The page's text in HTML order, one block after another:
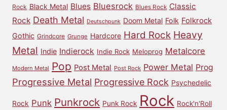
Rock Black Metal Blues Bluesrock Blues Rock Classic
Rock Death Metal Deutschpunk Doom Metal Folk Folkrock
Gothic Grindcore Grunge Hardcore Hard Rock Heavy
Metal Indie Indierock Indie Rock Meloprog Metalcore
Modern Metal Pop Post Metal Post Rock Power Metal Prog
Progressive Metal Progressive Rock Psychedelic
Rock Punk Punkrock Punk Rock Rock Rock'n'Roll